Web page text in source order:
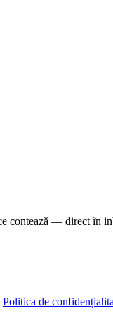
contează — direct în
Politica de